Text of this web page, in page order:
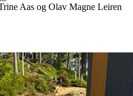
Aas og Olav Magne Leiren